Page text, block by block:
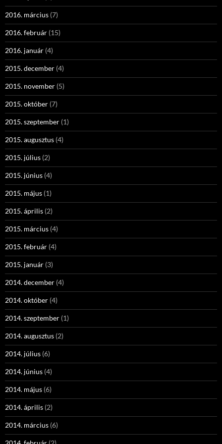
2016. március (7)
2016. február (15)
2016. január (4)
2015. december (4)
2015. november (5)
2015. október (7)
2015. szeptember (1)
2015. augusztus (4)
2015. július (2)
2015. június (4)
2015. május (1)
2015. április (2)
2015. március (4)
2015. február (4)
2015. január (3)
2014. december (4)
2014. október (4)
2014. szeptember (1)
2014. augusztus (2)
2014. július (6)
2014. június (4)
2014. május (6)
2014. április (2)
2014. március (6)